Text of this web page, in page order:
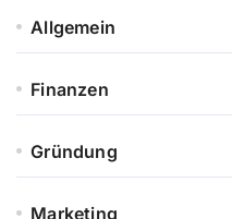
Allgemein
Finanzen
Gründung
Marketing